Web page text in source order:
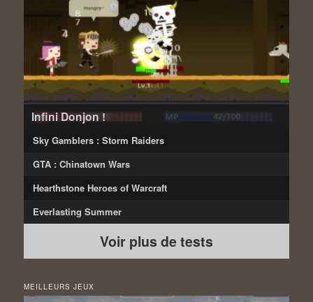
Infini Donjon !
Sky Gamblers : Storm Raiders
GTA : Chinatown Wars
Hearthstone Heroes of Warcraft
Everlasting Summer
Voir plus de tests
MEILLEURS JEUX